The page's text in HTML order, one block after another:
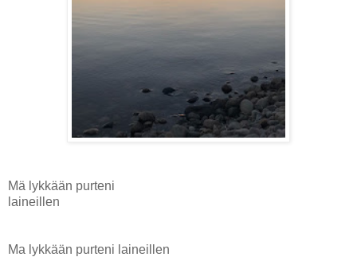
Mä lykkään purteni
laineillen
Ma lykkään purteni laineillen